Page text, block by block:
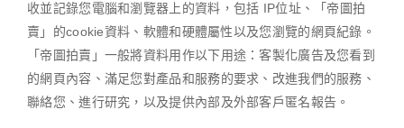
收並記錄您電腦和瀏覽器上的資料，包括 IP位址、「帝圖拍
賣」的cookie資料、軟體和硬體屬性以及您瀏覽的網頁紀錄。
「帝圖拍賣」一般將資料用作以下用途：客製化廣告及您看到
的網頁內容、滿足您對產品和服務的要求、改進我們的服務、
聯絡您、進行研究，以及提供內部及外部客戶匿名報告。